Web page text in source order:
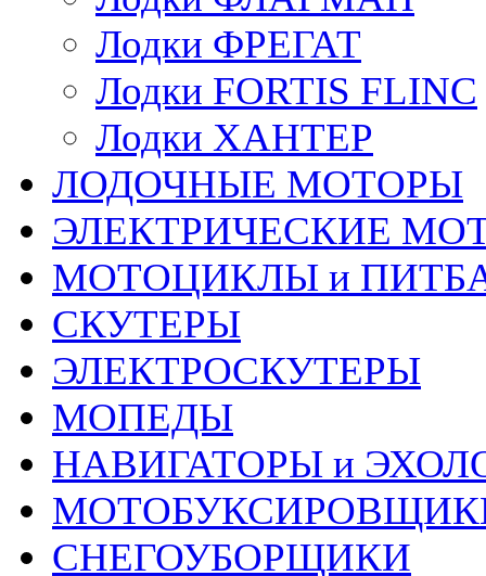
Лодки ФРЕГАТ
Лодки FORTIS FLINC
Лодки ХАНТЕР
ЛОДОЧНЫЕ МОТОРЫ
ЭЛЕКТРИЧЕСКИЕ
МОТОЦИКЛЫ и
СКУТЕРЫ
ЭЛЕКТРОСКУТЕРЫ
МОПЕДЫ
НАВИГАТОРЫ и
СНЕГОУБОРЩИКИ